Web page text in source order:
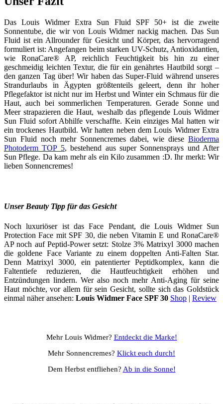
Das Louis Widmer Extra Sun Fluid SPF 50+ ist die zweite
Sonnentube, die wir von Louis Widmer nackig machen. Das Sun
Fluid ist ein Allrounder für Gesicht und Körper, das hervorragend
formuliert ist: Angefangen beim starken UV-Schutz, Antioxidantien,
wie RonaCare® AP, reichlich Feuchtigkeit bis hin zu einer
geschmeidig leichten Textur, die für ein genährtes Hautbild sorgt –
den ganzen Tag über! Wir haben das Super-Fluid während unseres
Strandurlaubs in Ägypten größtenteils geleert, denn ihr hoher
Pflegefaktor ist nicht nur im Herbst und Winter ein Schmaus für die
Haut, auch bei sommerlichen Temperaturen. Gerade Sonne und
Meer strapazieren die Haut, weshalb das pflegende Louis Widmer
Sun Fluid sofort Abhilfe verschaffte. Kein einziges Mal hatten wir
ein trockenes Hautbild. Wir hatten neben dem Louis Widmer Extra
Sun Fluid noch mehr Sonnencremes dabei, wie diese Bioderma
Photoderm TOP 5, bestehend aus super Sonnensprays und After
Sun Pflege. Da kam mehr als ein Kilo zusammen :D. Ihr merkt: Wir
lieben Sonnencremes!
Unser Beauty Tipp für das Gesicht
Noch luxuriöser ist das Face Pendant, die Louis Widmer Sun
Protection Face mit SPF 30, die neben Vitamin E und RonaCare®
AP noch auf Peptid-Power setzt: Stolze 3% Matrixyl 3000 machen
die goldene Face Variante zu einem doppelten Anti-Falten Star.
Denn Matrixyl 3000, ein patentierter Peptidkomplex, kann die
Faltentiefe reduzieren, die Hautfeuchtigkeit erhöhen und
Entzündungen lindern. Wer also noch mehr Anti-Aging für seine
Haut möchte, vor allem für sein Gesicht, sollte sich das Goldstück
einmal näher ansehen: Louis Widmer Face SPF 30 Shop | Review
Mehr Louis Widmer? Entdeckt die Marke!
Mehr Sonnencremes? Klickt euch durch!
Dem Herbst entfliehen? Ab in die Sonne!